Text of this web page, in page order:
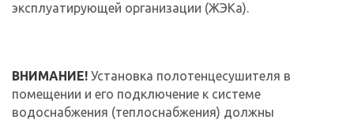
эксплуатирующей организации (ЖЭКа).
ВНИМАНИЕ! Установка полотенцесушителя в
помещении и его подключение к системе
водоснабжения (теплоснабжения) должны